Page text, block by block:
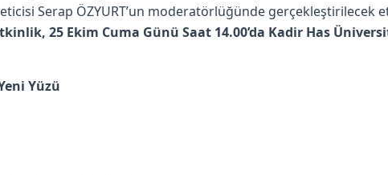
Serap ÖZYURT’un moderatörlüğünde gerçekleştirilecek
25 Ekim Cuma Günü Saat 14.00’da Kadir Has
Yüzü